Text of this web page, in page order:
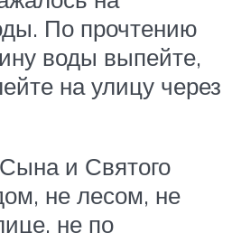
По прочтению
воды выпейте,
на улицу через
и Святого
не лесом, не
не по